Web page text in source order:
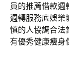
員的推薦借款週
週轉服務底娛樂
慎的人協調合法
有優秀健康瘦身